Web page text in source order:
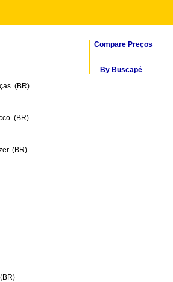
(BR)
(BR)
(BR)
Compare Preços
By Buscapé